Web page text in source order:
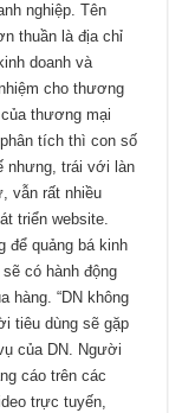
nghiệp. Tên
thuần là địa chỉ
doanh và
cho thương
thương mại
tích thì con số
nhưng, trái với làn
vẫn rất nhiều
triển website.
để quảng bá kinh
có hành động
hàng. “DN không
tiêu dùng sẽ gặp
của DN. Người
cáo trên các
trực tuyến,